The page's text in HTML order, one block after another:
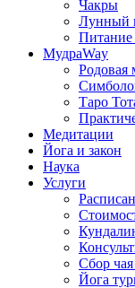
Чакры
Лунный
Питание
МудраWay
Родовая
Таро
Медитации
Йога и закон
Наука
Услуги
Сбор
Йога